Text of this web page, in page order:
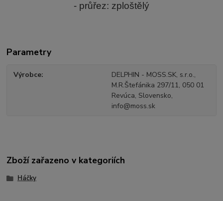
- průřez: zploštělý
Parametry
Výrobce
DELPHIN - MOSS.SK, s.r.o.,
M.R.Štefánika 297/11, 050 01
Revúca, Slovensko,
info@moss.sk
Zboží zařazeno v kategoriích
Háčky